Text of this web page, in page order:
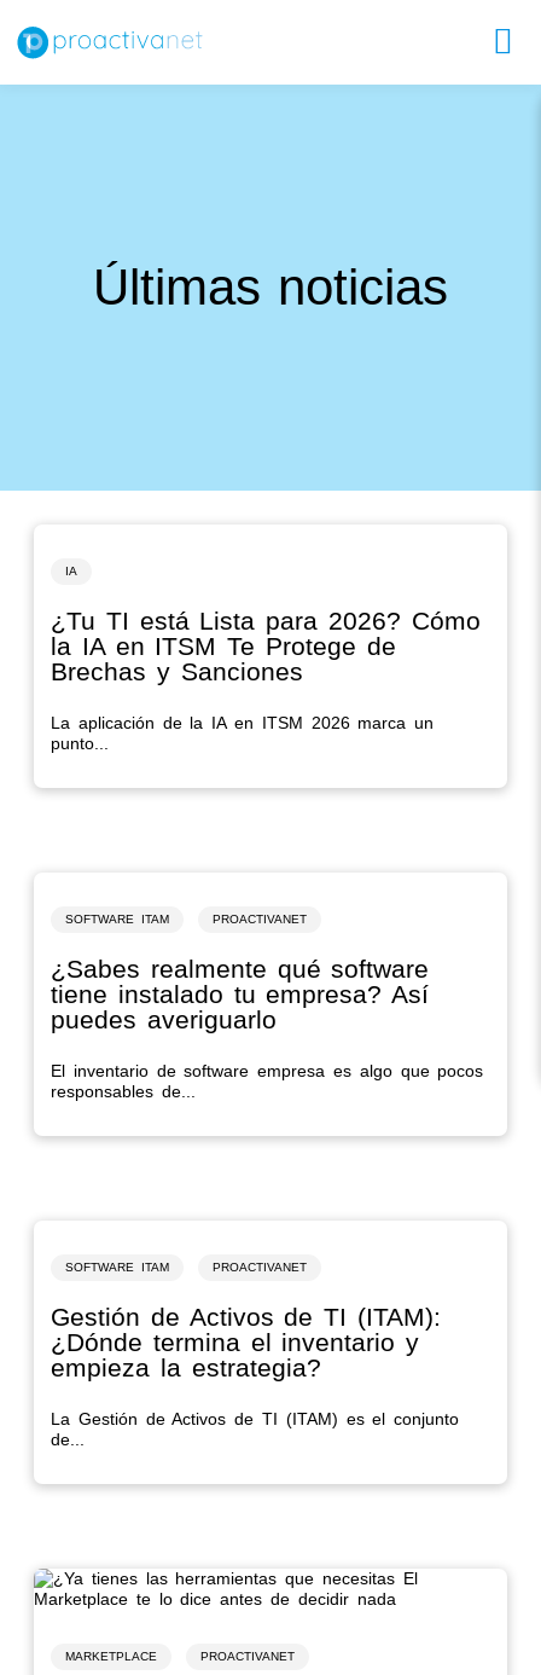
Últimas noticias
IA
¿Tu TI está Lista para 2026? Cómo
la IA en ITSM Te Protege de
Brechas y Sanciones
La aplicación de la IA en ITSM 2026 marca un
punto...
SOFTWARE ITAM PROACTIVANET
¿Sabes realmente qué software
tiene instalado tu empresa? Así
puedes averiguarlo
El inventario de software empresa es algo que pocos
responsables de...
SOFTWARE ITAM PROACTIVANET
Gestión de Activos de TI (ITAM):
¿Dónde termina el inventario y
empieza la estrategia?
La Gestión de Activos de TI (ITAM) es el conjunto
de...
MARKETPLACE PROACTIVANET